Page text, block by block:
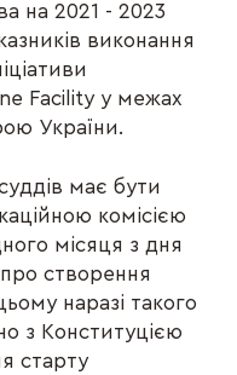
на 2021 - 2023
виконання
Facility у межах
України.
має бути
комісією
місяця з дня
створення
наразі такого
з Конституцією
старту